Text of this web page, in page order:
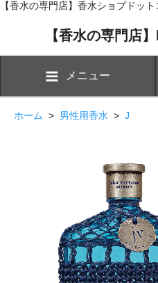
【香水の専門店】香水ショプドッ
【香水の専門店
メニュー
ホーム > 男性用香水 > J